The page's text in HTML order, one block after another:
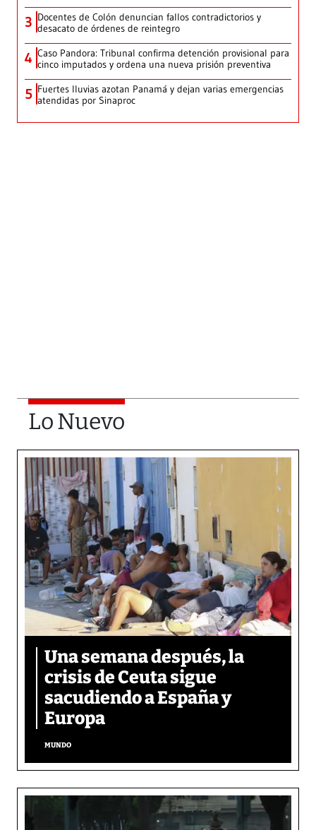
3 Docentes de Colón denuncian fallos contradictorios y
desacato de órdenes de reintegro
4 Caso Pandora: Tribunal confirma detención provisional para
cinco imputados y ordena una nueva prisión preventiva
5 Fuertes lluvias azotan Panamá y dejan varias emergencias
atendidas por Sinaproc
Lo Nuevo
Una semana después, la
crisis de Ceuta sigue
sacudiendo a España y
Europa
MUNDO